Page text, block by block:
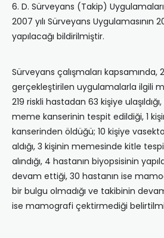
6. D. Sürveyans (Takip)
2007 yılı Sürveyans Uygulamasının
yapılacağı bildirilmiştir.
Sürveyans çalışmaları kapsamında,
gerçekleştirilen uygulamalarla ilgili
219 riskli hastadan 63 kişiye
meme kanserinin tespit edildiği, 1
kanserinden öldüğü; 10 kişiye
aldığı, 3 kişinin memesinde kitle
alındığı, 4 hastanın biyopsisinin
devam ettiği, 30 hastanın ise
bir bulgu olmadığı ve takibinin
ise mamografi çektirmediği